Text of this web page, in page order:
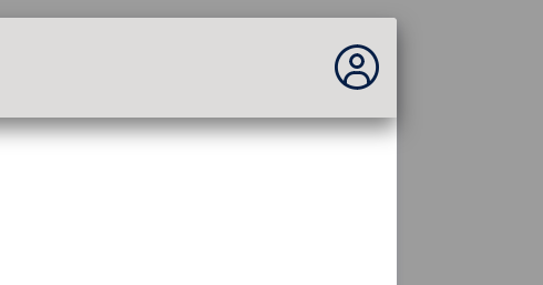
Você não está logado...